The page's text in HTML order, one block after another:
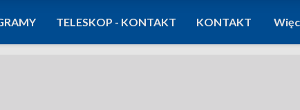
TELESKOP - KONTAKT KONTAKT